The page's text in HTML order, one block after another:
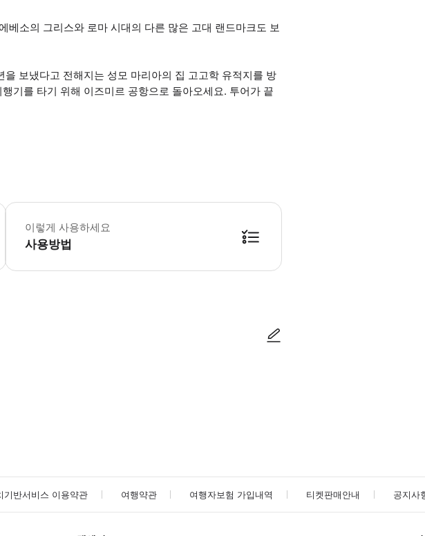
소의 그리스와 로마 시대의 다른 많은 고대 랜드마크도 보
보냈다고 전해지는 성모 마리아의 집 고고학 유적지를 방
기를 타기 위해 이즈미르 공항으로 돌아오세요. 투어가 끝
- 현지 운영자가 국내선 항공권을 예약할 수 있습니다. * 소요시간 : 720분 (옵션에 따라 소요 시간이 다
이렇게 사용하세요
사용방법
기반서비스 이용약관 여행약관 여행자보험 가입내역 티켓판매안내 공지사